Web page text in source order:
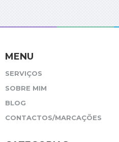
MENU
SERVIÇOS
SOBRE MIM
BLOG
CONTACTOS/MARCAÇÕES